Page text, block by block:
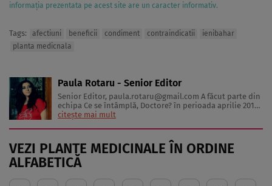
informația prezentata pe acest site are un caracter informativ.
Tags: afectiuni beneficii condiment contraindicatii
ienibahar
planta medicnala
Paula Rotaru - Senior Editor
Senior Editor, paula.rotaru@gmail.com
echipa Ce se întâmplă, Doctore? în perioada aprilie 2013-
decembrie 2023. Articolele sale cuprind informații despre
și sănătatea emoțională. Colaborări: Viața ...
citește mai mult
VEZI PLANTE MEDICINALE ÎN ORDINE
ALFABETICĂ